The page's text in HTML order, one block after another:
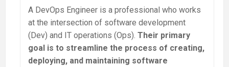
A DevOps Engineer is a professional who works
at the intersection of software development
(Dev) and IT operations (Ops). Their primary
goal is to streamline the process of creating,
deploying, and maintaining software